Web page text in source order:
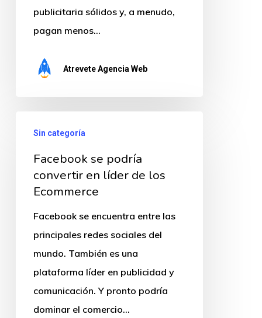
publicitaria sólidos y, a menudo,
pagan menos…
Atrevete Agencia Web
podría
convertir
líder
Ecommerce
Sin categoría
Facebook se podría
convertir en líder de los
Ecommerce
Facebook se encuentra entre las
principales redes sociales del
mundo. También es una
plataforma líder en publicidad y
comunicación. Y pronto podría
dominar el comercio…